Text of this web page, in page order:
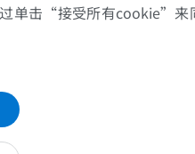
单击“接受所有cookie”来